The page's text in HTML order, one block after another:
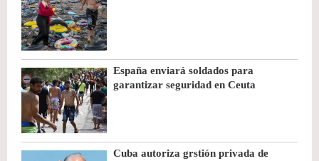
España enviará soldados para
garantizar seguridad en Ceuta
Cuba autoriza grstión privada de